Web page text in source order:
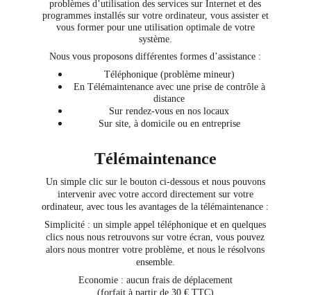
problèmes d’utilisation des services sur Internet et des
programmes installés sur votre ordinateur, vous assister et
vous former pour une utilisation optimale de votre
système.
Nous vous proposons différentes formes d’assistance :
Téléphonique (problème mineur)
En Télémaintenance avec une prise de contrôle à
distance
Sur rendez-vous en nos locaux
Sur site, à domicile ou en entreprise
Télémaintenance
Un simple clic sur le bouton ci-dessous et nous pouvons
intervenir avec votre accord directement sur votre
ordinateur, avec tous les avantages de la télémaintenance :
Simplicité : un simple appel téléphonique et en quelques
clics nous nous retrouvons sur votre écran, vous pouvez
alors nous montrer votre problème, et nous le résolvons
ensemble.
Economie : aucun frais de déplacement
(forfait à partir de 30 € TTC)